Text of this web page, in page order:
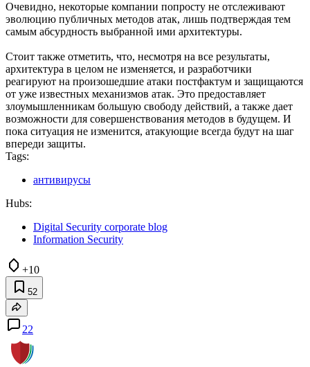
Очевидно, некоторые компании попросту не отслеживают
эволюцию публичных методов атак, лишь подтверждая тем
самым абсурдность выбранной ими архитектуры.
Стоит также отметить, что, несмотря на все результаты,
архитектура в целом не изменяется, и разработчики
реагируют на произошедшие атаки постфактум и защищаются
от уже известных механизмов атак. Это предоставляет
злоумышленникам большую свободу действий, а также дает
возможности для совершенствования методов в будущем. И
пока ситуация не изменится, атакующие всегда будут на шаг
впереди защиты.
Tags:
антивирусы
Hubs:
Digital Security corporate blog
Information Security
+10
52
22